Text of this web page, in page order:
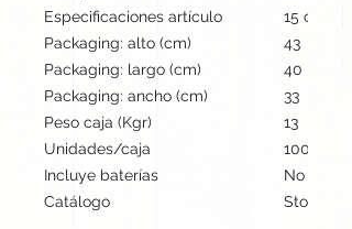
Especificaciones artículo
15 cm /
Packaging: alto (cm)
43
Packaging: largo (cm)
40
Packaging: ancho (cm)
33
Peso caja (Kgr)
13
Unidades/caja
100
Incluye baterías
No
Catálogo
Stock